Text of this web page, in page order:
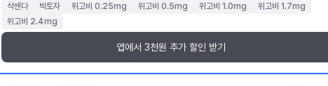
삭센다
빅토자 위고비 0.25mg 위고비 0.5mg 위고비 1.0mg
위고비 1.7mg
위고비 2.4mg
앱에서 3천원 추가 할인 받기